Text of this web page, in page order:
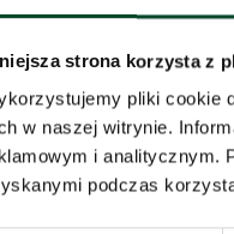
strona korzysta z
pliki cookie
w naszej witrynie.
i analitycznym.
podczas
dożyć stu lat,
także kwiaty i
Rady Miejskiej
i Michał,